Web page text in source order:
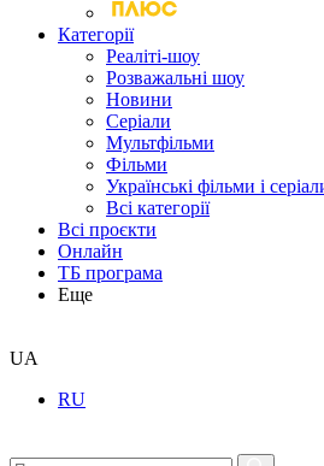
Категорії
Реаліті-шоу
Розважальні шоу
Новини
Серіали
Мультфільми
Фільми
Українські фільми і
Всі категорії
Всі проєкти
Онлайн
ТБ програма
Еще
UA
RU